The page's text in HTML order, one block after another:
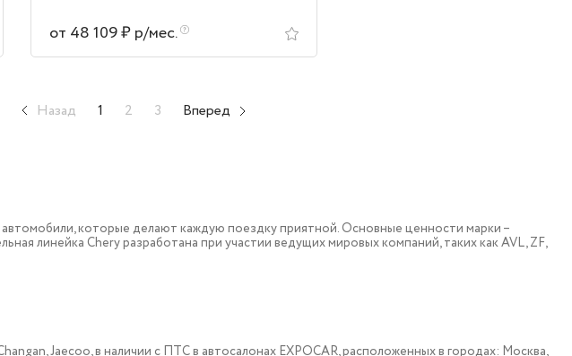
от 48 109 ₽ р/мес.
Назад 1 2 3 Вперед
которые делают каждую поездку приятной. Основные ценности марки –
линейка Chery разработана при участии ведущих мировых компаний, таких как AVL, ZF,
Jaecoo, в наличии c ПТС в автосалонах EXPOCAR, расположенных в городах: Москва,